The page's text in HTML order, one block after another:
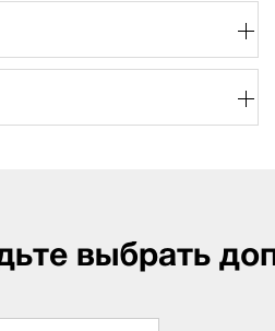
выбрать